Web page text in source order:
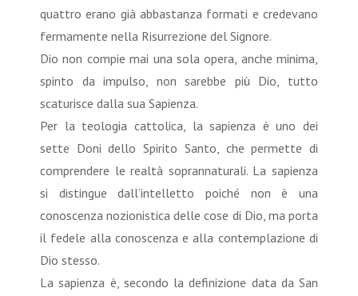
quattro erano già abbastanza formati e credevano
fermamente nella Risurrezione del Signore.
Dio non compie mai una sola opera, anche minima,
spinto da impulso, non sarebbe più Dio, tutto
scaturisce dalla sua Sapienza.
Per la teologia cattolica, la sapienza è uno dei
sette Doni dello Spirito Santo, che permette di
comprendere le realtà soprannaturali. La sapienza
si distingue dall’intelletto poiché non è una
conoscenza nozionistica delle cose di Dio, ma porta
il fedele alla conoscenza e alla contemplazione di
Dio stesso.
La sapienza è, secondo la definizione data da San